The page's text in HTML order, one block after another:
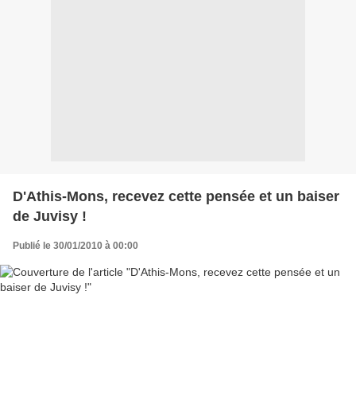
D'Athis-Mons, recevez cette pensée et un baiser
de Juvisy !
Publié le 30/01/2010 à 00:00